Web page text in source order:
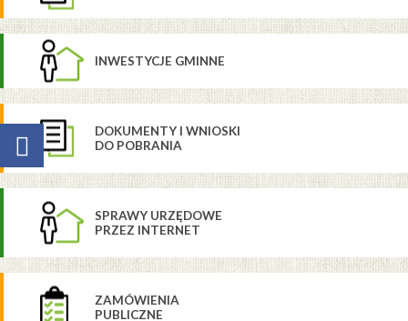
INWESTYCJE GMINNE
DOKUMENTY I WNIOSKI
DO POBRANIA
SPRAWY URZĘDOWE
PRZEZ INTERNET
ZAMÓWIENIA
PUBLICZNE